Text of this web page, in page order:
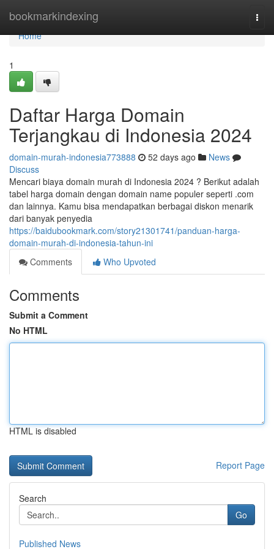
bookmarkindexing
Home
Home
1
Daftar Harga Domain
Terjangkau di Indonesia 2024
domain-murah-indonesia773888 52 days ago
News
Discuss
Mencari biaya domain murah di Indonesia 2024 ? Berikut adalah
tabel harga domain dengan domain name populer seperti .com
dan lainnya. Kamu bisa mendapatkan berbagai diskon menarik
dari banyak penyedia
https://baidubookmark.com/story21301741/panduan-harga-
domain-murah-di-indonesia-tahun-ini
Comments
Who Upvoted
Comments
Submit a Comment
No HTML
HTML is disabled
Report Page
Search
Go
Published News